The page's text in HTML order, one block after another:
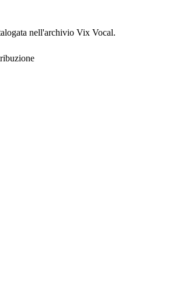
nell'archivio Vix Vocal.